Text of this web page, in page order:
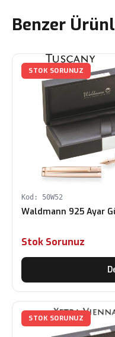
Benzer
STOK SORUNUZ
Kod: 50W52
Waldmann 925 Ayar
Stok Sorunuz
STOK SORUNUZ